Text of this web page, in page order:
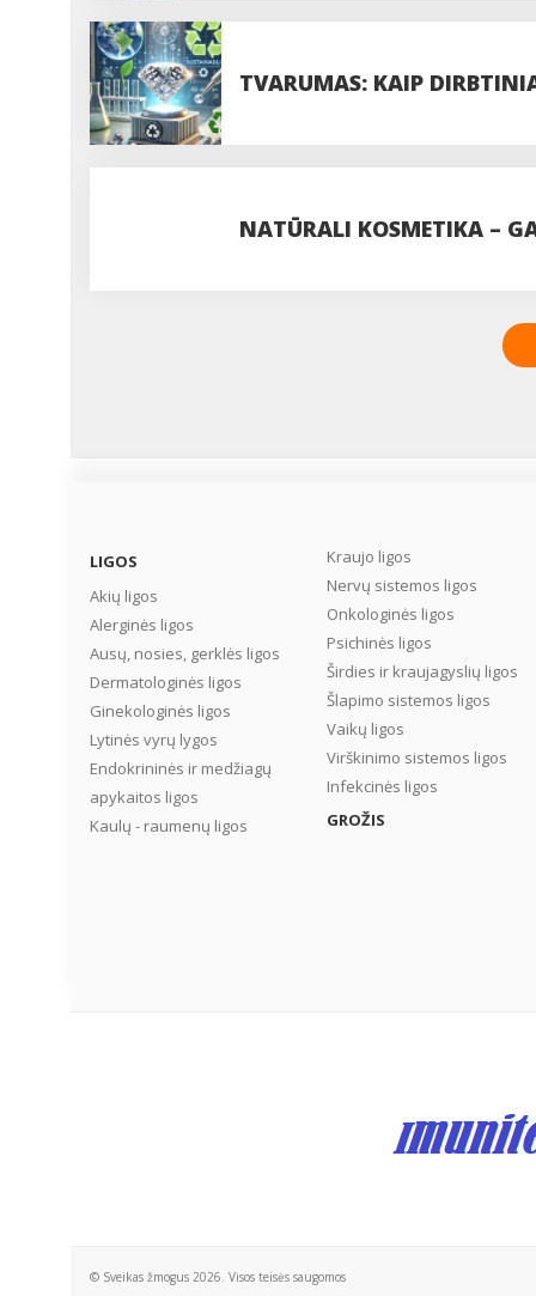
TVARUMAS: KAIP
NATŪRALI KOSMETIKA –
LIGOS
Akių ligos
Alerginės ligos
Ausų, nosies, gerklės ligos
Dermatologinės ligos
Ginekologinės ligos
Lytinės vyrų lygos
Endokrininės ir medžiagų
apykaitos ligos
Kaulų - raumenų ligos
Kraujo ligos
Nervų sistemos ligos
Onkologinės ligos
Psichinės ligos
Širdies ir kraujagyslių ligos
Šlapimo sistemos ligos
Vaikų ligos
Virškinimo sistemos ligos
Infekcinės ligos
GROŽIS
© Sveikas žmogus 2026. Visos teisės saugomos